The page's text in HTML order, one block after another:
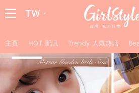
TW
主頁 HOT 新訊 Trendy 人氣熱話